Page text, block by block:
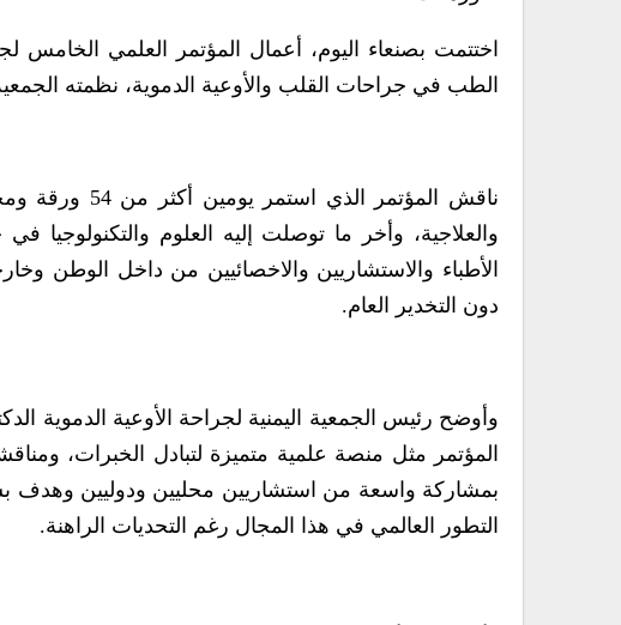
اختتمت بصنعاء اليوم، أعمال المؤتمر العلمي الخامس
الطب في جراحات القلب والأوعية الدموية، نظمته
ناقش
الأطباء والاستشاريين والاخصائيين من داخل
دون التخدير العام.
وأوضح رئيس الجمعية اليمنية لجراحة الأوعية الدموية
المؤتمر مثل منصة علمية متميزة لتبادل الخبرات،
بمشاركة واسعة من استشاريين محليين ودوليين وهدف
التطور العالمي في هذا المجال رغم التحديات الراهنة.